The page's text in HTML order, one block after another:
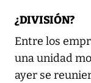
¿DIVISIÓN?
Entre los
una unidad
ayer se